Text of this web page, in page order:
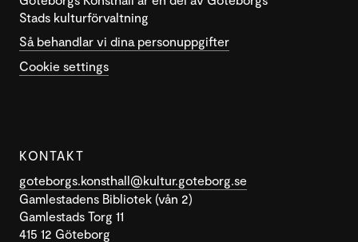
Stads kulturförvaltning
Så behandlar vi dina personuppgifter
Cookie settings
KONTAKT
goteborgs.konsthall@kultur.goteborg.se
Gamlestadens Bibliotek (vån 2)
Gamlestads Torg 11
415 12 Göteborg